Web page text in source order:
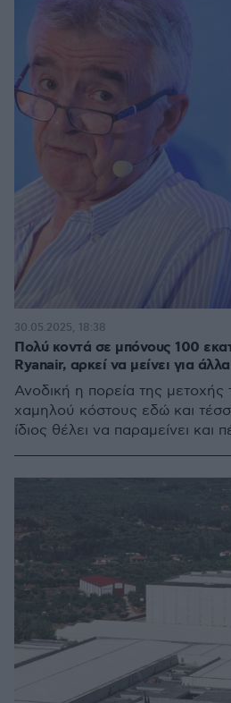
Πολύ κοντά σε μπόνους 100
Ryanair, αρκεί να μείνει για
Ανοδική η πορεία της μετοχής
χαμηλού κόστους εδώ και
ίδιος θέλει να παραμείνει και
30.05.2025, 18:38